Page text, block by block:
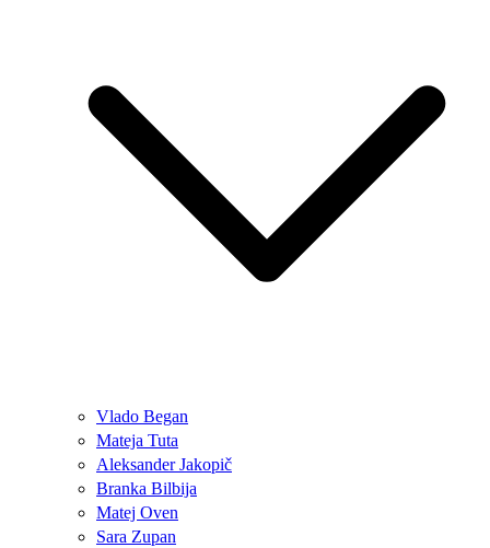
Vlado Began
Mateja Tuta
Aleksander Jakopič
Branka Bilbija
Matej Oven
Sara Zupan